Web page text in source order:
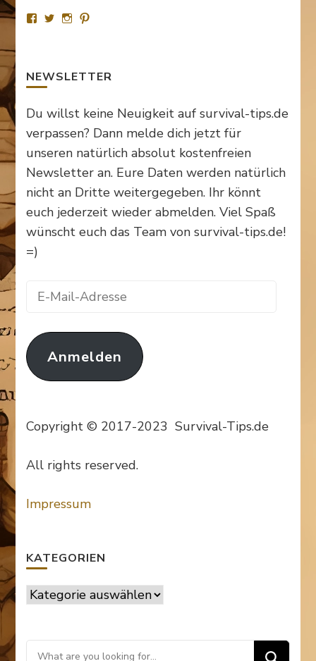
Profil
anzeigen
Profil
anzeigen
Profil
anzeigen
Pinterest
NEWSLETTER
Du willst keine Neuigkeit auf survival-tips.de
verpassen? Dann melde dich jetzt für
unseren natürlich absolut kostenfreien
Newsletter an. Eure Daten werden natürlich
nicht an Dritte weitergegeben. Ihr könnt
euch jederzeit wieder abmelden. Viel Spaß
wünscht euch das Team von survival-tips.de!
=)
E-
Adresse
Anmelden
Copyright © 2017-2023 Survival-Tips.de
All rights reserved.
Impressum
KATEGORIEN
Kategorien
Looking